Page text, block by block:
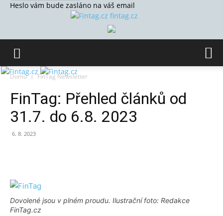
Heslo vám bude zasláno na váš email
fintag.cz
Domů FinTag Newsletter
FinTag: Přehled článků od
31.7. do 6.8. 2023
6. 8. 2023
Dovolené jsou v plném proudu. Ilustrační foto: Redakce
FinTag.cz